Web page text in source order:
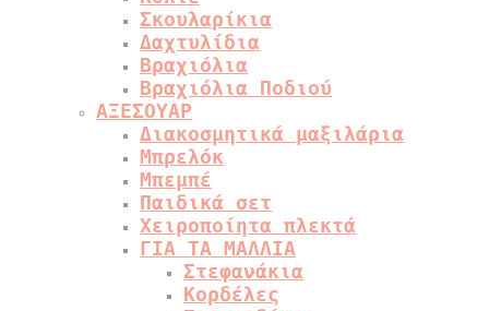
Σκουλαρίκια
Δαχτυλίδια
Βραχιόλια
Βραχιόλια Ποδιού
ΑΞΕΣΟΥΑΡ
Διακοσμητικά μαξιλάρια
Μπρελόκ
Μπεμπέ
Παιδικά σετ
Χειροποίητα πλεκτά
ΓΙΑ ΤΑ ΜΑΛΛΙΑ
Στεφανάκια
Κορδέλες